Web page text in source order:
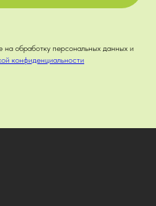
на обработку персональных данных и
конфиденциальности